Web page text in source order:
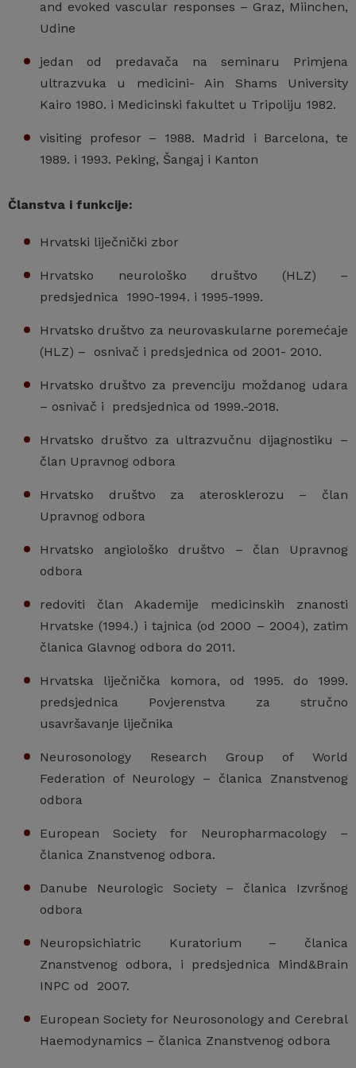
and evoked vascular responses – Graz, Miinchen,
Udine
jedan od predavača na seminaru Primjena
ultrazvuka u medicini- Ain Shams University
Kairo 1980. i Medicinski fakultet u Tripoliju 1982.
visiting profesor – 1988. Madrid i Barcelona, te
1989. i 1993. Peking, Šangaj i Kanton
Članstva i funkcije:
Hrvatski liječnički zbor
Hrvatsko neurološko društvo (HLZ) –
predsjednica 1990-1994. i 1995-1999.
Hrvatsko društvo za neurovaskularne poremećaje
(HLZ) – osnivač i predsjednica od 2001- 2010.
Hrvatsko društvo za prevenciju moždanog udara
– osnivač i predsjednica od 1999.-2018.
Hrvatsko društvo za ultrazvučnu dijagnostiku –
član Upravnog odbora
Hrvatsko društvo za aterosklerozu – član
Upravnog odbora
Hrvatsko angiološko društvo – član Upravnog
odbora
redoviti član Akademije medicinskih znanosti
Hrvatske (1994.) i tajnica (od 2000 – 2004), zatim
članica Glavnog odbora do 2011.
Hrvatska liječnička komora, od 1995. do 1999.
predsjednica Povjerenstva za stručno
usavršavanje liječnika
Neurosonology Research Group of World
Federation of Neurology – članica Znanstvenog
odbora
European Society for Neuropharmacology –
članica Znanstvenog odbora.
Danube Neurologic Society – članica Izvršnog
odbora
Neuropsichiatric Kuratorium – članica
Znanstvenog odbora, i predsjednica Mind&Brain
INPC od 2007.
European Society for Neurosonology and Cerebral
Haemodynamics – članica Znanstvenog odbora